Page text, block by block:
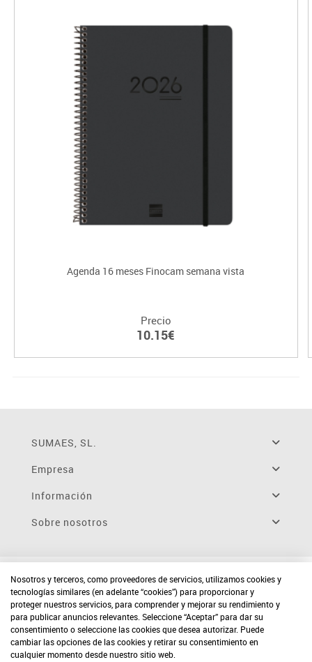
Agenda 16 meses Finocam semana vista
Precio
10.15€
SUMAES, SL.
Empresa
Información
Sobre nosotros
Nosotros y terceros, como proveedores de servicios, utilizamos cookies y
tecnologías similares (en adelante “cookies”) para proporcionar y
proteger nuestros servicios, para comprender y mejorar su rendimiento y
para publicar anuncios relevantes. Seleccione “Aceptar” para dar su
consentimiento o seleccione las cookies que desea autorizar. Puede
cambiar las opciones de las cookies y retirar su consentimiento en
cualquier momento desde nuestro sitio web.